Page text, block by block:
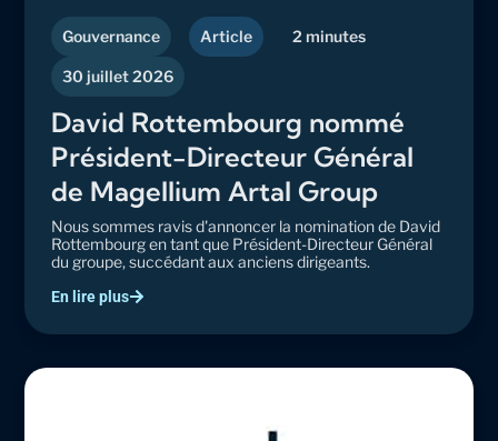
Gouvernance Article 2 minutes
30 juillet 2026
David Rottembourg nommé
Président-Directeur Général
de Magellium Artal Group
Nous sommes ravis d'annoncer la nomination de David
Rottembourg en tant que Président-Directeur Général
du groupe, succédant aux anciens dirigeants.
En lire plus